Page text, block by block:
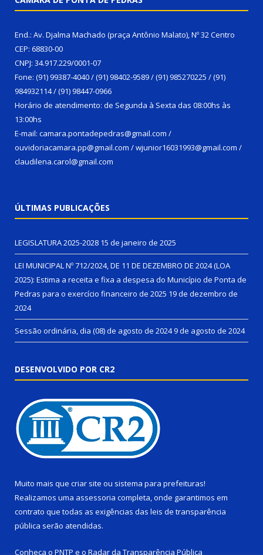
End.: Av. Djalma Machado (praça Antônio Malato), Nº 32 Centro
CEP: 68830-00
CNPJ: 34.917.229/0001-07
Fone: (91) 99387-4040 / (91) 98402-9589 / (91) 985270225 / (91)
984932114 / (91) 98447-0966
Horário de atendimento: de Segunda à Sexta das 08:00hs às
13:00hs
E-mail: camara.pontadepedras@gmail.com /
ouvidoriacamara.pp@gmail.com / wjunior16031993@gmail.com /
claudilena.carol@gmail.com
ÚLTIMAS PUBLICAÇÕES
LEGISLATURA 2025-2028 15 de janeiro de 2025
LEI MUNICIPAL Nº 712/2024, DE 11 DE DEZEMBRO DE 2024 (LOA
2025): Estima a receita e fixa a despesa do Município de Ponta de
Pedras para o exercício financeiro de 2025 19 de dezembro de
2024
Sessão ordinária, dia (08) de agosto de 20249 de agosto de 2024
DESENVOLVIDO POR CR2
Muito mais que criar site ou sistema para prefeituras!
Realizamos uma assessoria completa, onde garantimos em
contrato que todas as exigências das leis de transparência
pública serão atendidas.
Conheça o PNTP e o Radar da Transparência Pública